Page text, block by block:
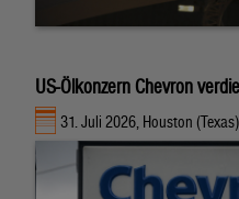
US-Ölkonzern Chevron
31. Juli 2026, Houston (Texas)